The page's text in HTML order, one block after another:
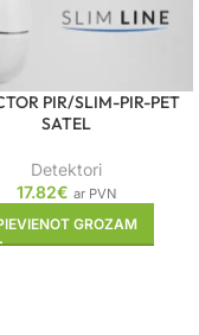
PIR/SLIM-PIR-PET
SATEL
Detektori
17.82€ ar PVN
GROZAM